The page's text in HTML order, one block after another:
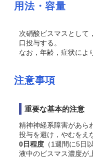
用法・容量
次硝酸ビスマスとして
口投与する。
なお，年齢，症状によ
注意事項
重要な基本的注意
精神神経系障害があら
投与を避け，やむをえ
0日程度 （1週間に5日
液中のビスマス濃度が